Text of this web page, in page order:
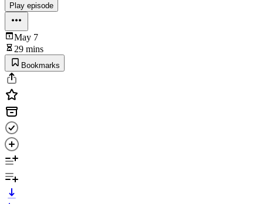
Play episode
May 7
29 mins
Bookmarks